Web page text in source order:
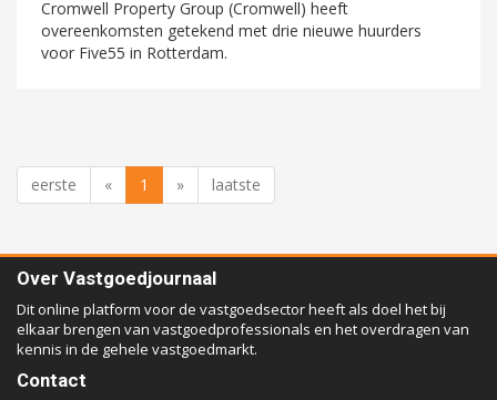
Cromwell Property Group (Cromwell) heeft
overeenkomsten getekend met drie nieuwe huurders
voor Five55 in Rotterdam.
eerste « 1 » laatste
Over Vastgoedjournaal
Dit online platform voor de vastgoedsector heeft als doel het bij
elkaar brengen van vastgoedprofessionals en het overdragen van
kennis in de gehele vastgoedmarkt.
Contact